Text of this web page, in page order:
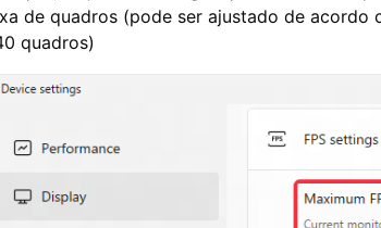
de quadros (pode ser ajustado de
quadros)